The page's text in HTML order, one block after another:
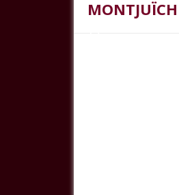
MONTJUÏCH